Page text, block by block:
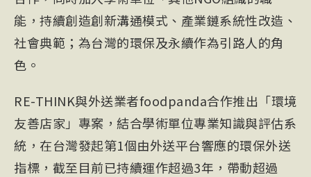
能，持續創造創新溝通模式、產業鏈系統性改造、
社會典範；為台灣的環保及永續作為引路人的角
色。
RE-THINK與外送業者foodpanda合作推出「環境
友善店家」專案，結合學術單位專業知識與評估系
統，在台灣發起第1個由外送平台響應的環保外送
指標，截至目前已持續運作超過3年，帶動超過